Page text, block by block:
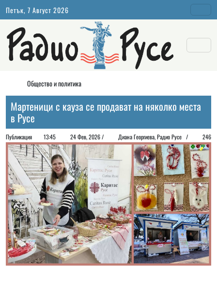
Петък, 7 Август 2026
Общество и политика
Мартеници с кауза се продават на няколко места
в Русе
Публикация 13:45 24 Фев, 2026 / Диана Георгиeва, Радио Русе / 246